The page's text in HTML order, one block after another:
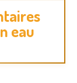
eau